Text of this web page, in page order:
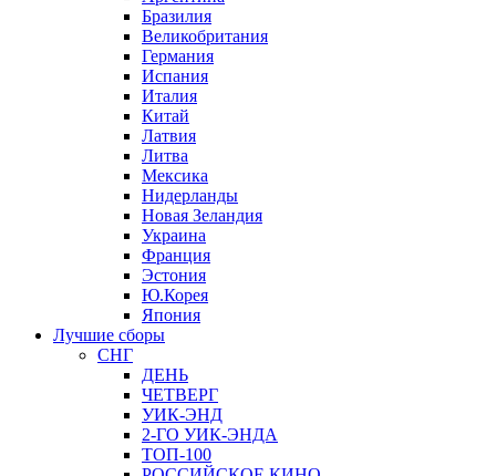
Бразилия
Великобритания
Германия
Испания
Италия
Китай
Латвия
Литва
Мексика
Нидерланды
Новая Зеландия
Украина
Франция
Эстония
Ю.Корея
Япония
Лучшие сборы
СНГ
ДЕНЬ
ЧЕТВЕРГ
УИК-ЭНД
2-ГО УИК-ЭНДА
ТОП-100